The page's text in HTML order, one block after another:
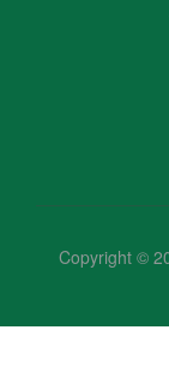
Copyright ©